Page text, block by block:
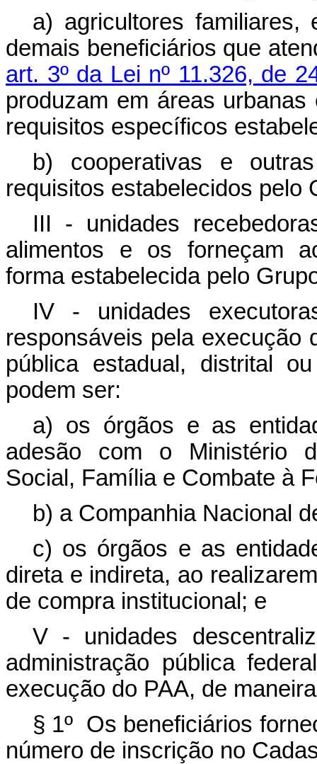
a) agricultores familiares,
demais beneficiários que
art. 3º da Lei nº 11.326, de
produzam em áreas
requisitos específicos
b) cooperativas e
requisitos estabelecidos pelo
III - unidades
alimentos e os forneçam
forma estabelecida pelo
IV - unidades
responsáveis pela execução
pública estadual, distrital
podem ser:
a) os órgãos e as
adesão com o Ministério
Social, Família e Combate à
b) a Companhia Nacional
c) os órgãos e as
direta e indireta, ao
de compra institucional; e
V - unidades
administração pública
execução do PAA, de
§ 1º Os beneficiários
número de inscrição no